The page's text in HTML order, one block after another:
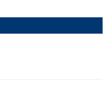
Zum Inhalt springen